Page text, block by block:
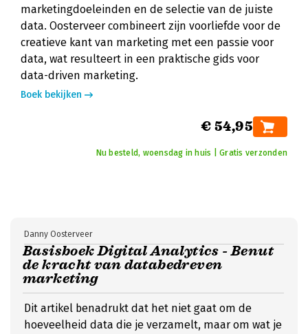
marketingdoeleinden en de selectie van de juiste
data. Oosterveer combineert zijn voorliefde voor de
creatieve kant van marketing met een passie voor
data, wat resulteert in een praktische gids voor
data-driven marketing.
Boek bekijken
€ 54,95
Nu besteld, woensdag in huis | Gratis verzonden
Basisboek Digital Analytics - Benut
de kracht van databedreven
marketing
Danny Oosterveer
Dit artikel benadrukt dat het niet gaat om de
hoeveelheid data die je verzamelt, maar om wat je